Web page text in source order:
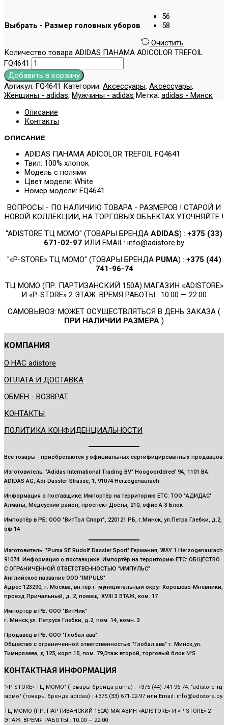
Выбрать - Размер головных уборов
56
58
Очистить
Количество товара ADIDAS ПАНАМА ADICOLOR TREFOIL
FQ4641
Добавить в корзину
Артикул: FQ4641 Категории: Аксессуары, Аксессуары,
Женщины - adidas, Мужчины - adidas Метка: adidas - Минск
Описание
Контакты
ОПИСАНИЕ
ADIDAS ПАНАМА ADICOLOR TREFOIL FQ4641
Твил: 100% хлопок
Модель с полями
Цвет модели: White
Номер модели: FQ4641
ВОПРОСЫ - ПО НАЛИЧИЮ ТОВАРА - РАЗМЕРОВ ! CТАРОЙ И
НОВОЙ КОЛЛЕКЦИИ, НА ТОРГОВЫХ ОБЪЕКТАХ УТОЧНЯЙТЕ !
"ADISTORE ТЦ МОМО" (ТОВАРЫ БРЕНДА ADIDAS) : +375 (33)
671-02-97 ИЛИ EMAIL: info@adistore.by
"«P-STORE» ТЦ МОМО" (ТОВАРЫ БРЕНДА PUMA) : +375 (44)
741-96-74
ТЦ МОМО (ПР. ПАРТИЗАНСКИЙ 150А) МАГАЗИН «ADISTORE»
И «P-STORE» 2 ЭТАЖ. ВРЕМЯ РАБОТЫ : 10.00 — 22.00
САМОВЫВОЗ: МОЖЕТ ОСУЩЕСТВЛЯТЬСЯ В ДЕНЬ ЗАКАЗА (
ПРИ НАЛИЧИИ РАЗМЕРА )
КОМПАНИЯ
О НАС adistore
ОПЛАТА И ДОСТАВКА
ОБМЕН - ВОЗВРАТ
КОНТАКТЫ
ПОЛИТИКА КОНФИДЕНЦИАЛЬНОСТИ
Все товары - приобретаются у официальных сертифицированных продавцов.
Изготовитель: "Adidas International Trading BV" Hoogoorddreef 9A, 1101 BA.
ADIDAS AG, Adi-Dassler-Strasse, 1; 91074 Herzogenaurach
Информация о поставщике: Импортёр на территорию ЕТС: ТОО "АДИДАС"
Алматы, Медеуский район, проспект Достық, 210, офис А-3 Блок
Импортёр в РБ: ООО "ВитТол Спорт", 220121 РБ, г.Минск, ул.Петра Глебки, д.2,
оф.14
Изготовитель: "Puma SE Rudolf Dassler Sport" Германия, WAY 1 Herzogenaurach
91074. Информация о поставщике: Импортёр на территорию ЕТС: ОБЩЕСТВО
С ОГРАНИЧЕННОЙ ОТВЕТСТВЕННОСТЬЮ "ИМПУЛЬС"
Английское название OOO "IMPULS"
Адрес 123290, г. Москва, вн.тер.г. муниципальный округ Хорошево-Мневники,
проезд Причальный, д. 2, помещ. XVIII 3 ЭТАЖ, ком. 17
Импортёр в РБ: ООО "ВитНик"
г. Минск,ул. Петруся Глебки, д.2, пом. 14, комн. 3
Продавец в РБ: ООО "Глобал ава"
Общество с ограниченной ответственностью "Глобал ава" г. Минск,ул.
Тимирязева, д.125, корп.15, пом. 79,Этаж второй, торговый блок №5
КОНТАКТНАЯ ИНФОРМАЦИЯ
"«P-STORE» ТЦ МОМО" (товары бренда puma) : +375 (44) 741-96-74. "adistore тц
момо" (товары бренда adidas) : +375 (33) 671-02-97 или Email: info@adistore.by.
ТЦ МОМО (ПР. ПАРТИЗАНСКИЙ 150А) МАГАЗИН «ADISTORE» И «P-STORE» 2
ЭТАЖ. ВРЕМЯ РАБОТЫ : 10.00 — 22.00